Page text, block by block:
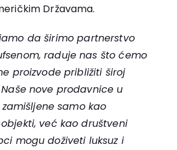
Državama.
da širimo partnerstvo
raduje nas što ćemo
proizvode približiti široj
nove prodavnice u
samo kao
već kao društveni
mogu doživeti luksuz i